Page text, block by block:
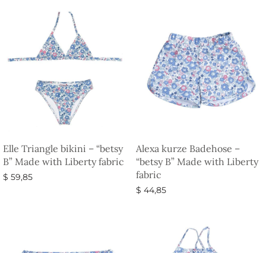
Elle Triangle bikini – “betsy
B” Made with Liberty fabric
$ 59,85
Alexa kurze Badehose –
“betsy B” Made with Liberty
fabric
$ 44,85